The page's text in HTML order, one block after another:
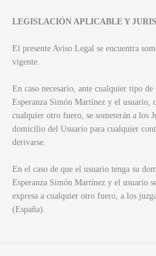
LEGISLACIÓN APLICABLE Y
El presente Aviso Legal se encuentra
vigente.
En caso necesario, ante cualquier tipo de
Esperanza Simón Martínez y el usuario,
cualquier otro fuero, se someterán a los
domicilio del Usuario para cualquier
derivarse.
En el caso de que el usuario tenga su
Esperanza Simón Martínez y el usuario
expresa a cualquier otro fuero, a los
(España).